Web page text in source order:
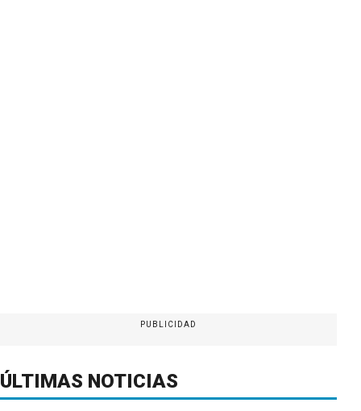
PUBLICIDAD
ÚLTIMAS NOTICIAS